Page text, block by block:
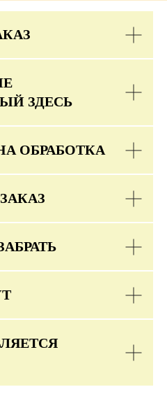
ЗДЕСЬ
ОБРАБОТКА